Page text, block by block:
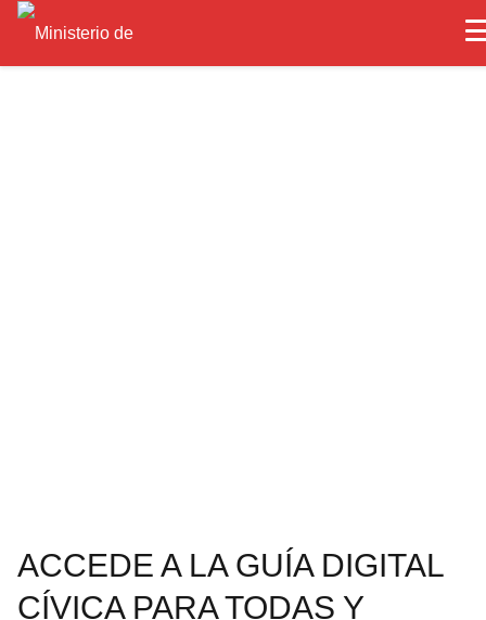
ACCEDE A LA GUÍA DIGITAL
CÍVICA PARA TODAS Y